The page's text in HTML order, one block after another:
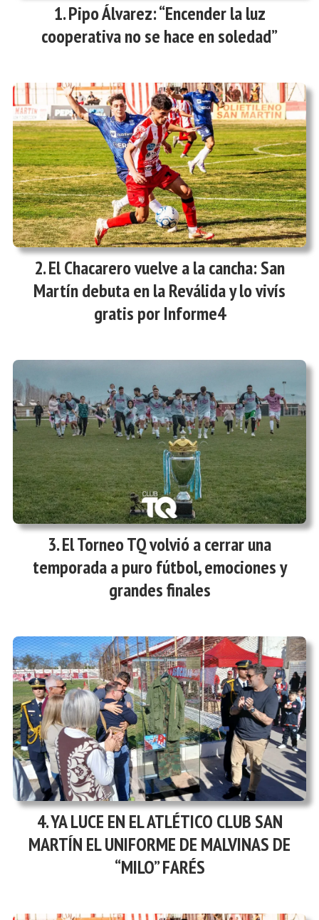
Pipo Álvarez: “Encender la luz
cooperativa no se hace en soledad”
El Chacarero vuelve a la cancha: San
Martín debuta en la Reválida y lo vivís
gratis por Informe4
El Torneo TQ volvió a cerrar una
temporada a puro fútbol, emociones y
grandes finales
YA LUCE EN EL ATLÉTICO CLUB SAN
MARTÍN EL UNIFORME DE MALVINAS DE
“MILO” FARÉS